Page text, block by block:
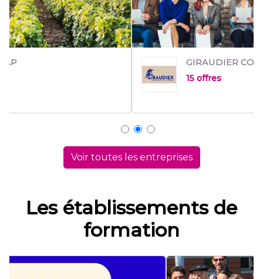
Voir toutes les entreprises
Les établissements de
formation